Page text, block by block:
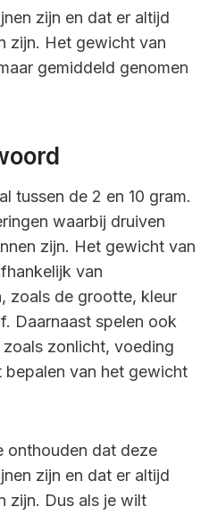
zijn en dat er altijd
zijn. Het gewicht van
gemiddeld genomen
tussen de 2 en 10 gram.
waarbij druiven
zijn. Het gewicht van
van
zoals de grootte, kleur
Daarnaast spelen ook
zonlicht, voeding
bepalen van het gewicht
onthouden dat deze
zijn en dat er altijd
zijn. Dus als je wilt